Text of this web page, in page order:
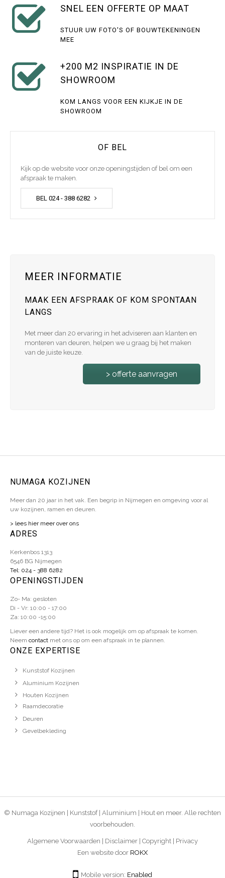
SNEL EEN OFFERTE OP MAAT
STUUR UW FOTO'S OF BOUWTEKENINGEN
MEE
+200 M2 INSPIRATIE IN DE
SHOWROOM
KOM LANGS VOOR EEN KIJKJE IN DE
SHOWROOM
OF BEL
Kijk op de website voor onze openingstijden of bel om een
afspraak te maken.
BEL 024 - 388 6282
MEER INFORMATIE
MAAK EEN AFSPRAAK OF KOM SPONTAAN
LANGS
Met meer dan 20 ervaring in het adviseren aan klanten en
monteren van deuren, helpen we u graag bij het maken
van de juiste keuze.
> offerte aanvragen
NUMAGA KOZIJNEN
Meer dan 20 jaar in het vak. Een begrip in Nijmegen en omgeving voor al
uw kozijnen, ramen en deuren.
> lees hier meer over ons
ADRES
Kerkenbos 1313
6546 BG Nijmegen
Tel: 024 - 388 6282
OPENINGSTIJDEN
Zo- Ma: gesloten
Di - Vr: 10:00 - 17:00
Za: 10:00 -15:00
Liever een andere tijd? Het is ook mogelijk om op afspraak te komen.
Neem contact met ons op om een afspraak in te plannen.
ONZE EXPERTISE
Kunststof Kozijnen
Aluminium Kozijnen
Houten Kozijnen
Raamdecoratie
Deuren
Gevelbekleding
© Numaga Kozijnen | Kunststof | Aluminium | Hout en meer. Alle rechten
voorbehouden.
Algemene Voorwaarden | Disclaimer | Copyright | Privacy
Een website door ROKX
Mobile version: Enabled